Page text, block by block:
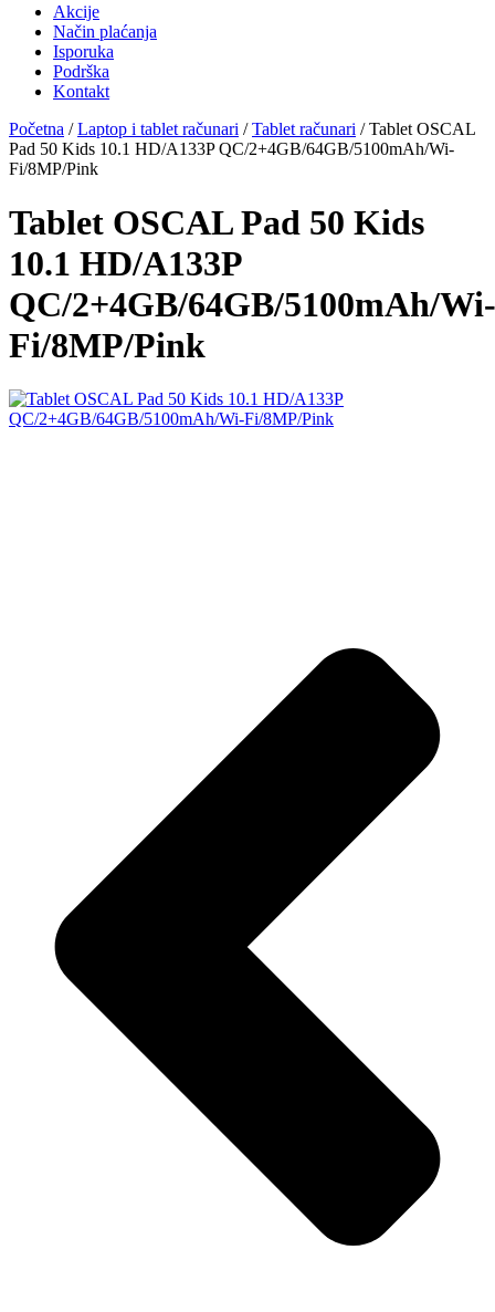
Akcije
Način plaćanja
Isporuka
Podrška
Kontakt
Početna /Laptop i tablet računari /Tablet računari / Tablet OSCAL
Pad 50 Kids 10.1 HD/A133P QC/2+4GB/64GB/5100mAh/Wi-
Fi/8MP/Pink
Tablet OSCAL Pad 50 Kids
10.1 HD/A133P
QC/2+4GB/64GB/5100mAh/Wi-
Fi/8MP/Pink